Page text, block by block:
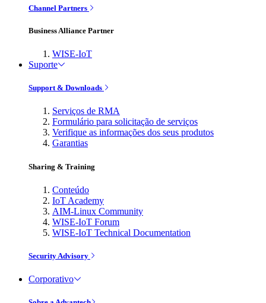
Channel Partners
Business Alliance Partner
WISE-IoT
Suporte
Support & Downloads
Serviços de RMA
Formulário para solicitação de serviços
Verifique as informações dos seus produtos
Garantias
Sharing & Training
Conteúdo
IoT Academy
AIM-Linux Community
WISE-IoT Forum
WISE-IoT Technical Documentation
Security Advisory
Corporativo